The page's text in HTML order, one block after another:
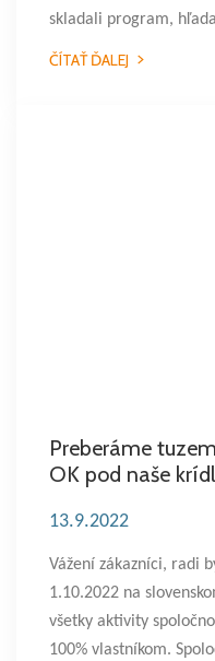
skladali program,
ČÍTAŤ ĎALEJ
Preberáme
OK pod naše
13.9.2022
Vážení zákazníci, radi
1.10.2022 na
všetky aktivity
100% vlastníkom.